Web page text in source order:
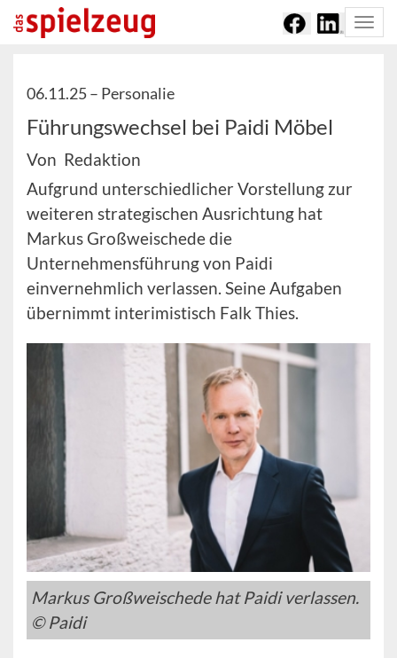
06.11.25 – Personalie
Führungswechsel bei Paidi Möbel
Von Redaktion
Aufgrund unterschiedlicher Vorstellung zur
weiteren strategischen Ausrichtung hat
Markus Großweischede die
Unternehmensführung von Paidi
einvernehmlich verlassen. Seine Aufgaben
übernimmt interimistisch Falk Thies.
Markus Großweischede hat Paidi verlassen.
© Paidi